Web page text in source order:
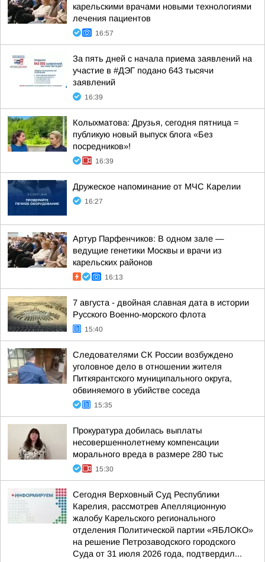
карельскими врачами новыми технологиями
лечения пациентов
16:57
За пять дней с начала приема заявлений на
участие в #ДЭГ подано 643 тысячи
заявлений
16:39
Колыхматова: Друзья, сегодня пятница =
публикую новый выпуск блога «Без
посредников»!
16:39
Дружеское напоминание от МЧС Карелии
16:27
Артур Парфенчиков: В одном зале —
ведущие генетики Москвы и врачи из
карельских районов
16:13
7 августа - двойная славная дата в истории
Русского Военно-морского флота
15:40
Следователями СК России возбуждено
уголовное дело в отношении жителя
Питкярантского муниципального округа,
обвиняемого в убийстве соседа
15:35
Прокуратура добилась выплаты
несовершеннолетнему компенсации
морального вреда в размере 280 тыс
15:30
Сегодня Верховный Суд Республики
Карелия, рассмотрев Апелляционную
жалобу Карельского регионального
отделения Политической партии «ЯБЛОКО»
на решение Петрозаводского городского
Суда от 31 июля 2026 года, подтвердил...